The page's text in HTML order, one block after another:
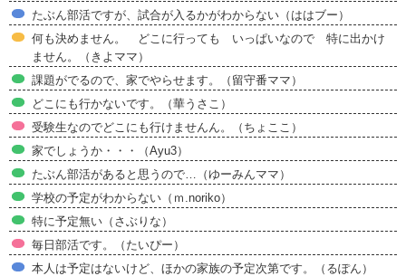
たぶん部活ですが、試合が入るかがわからない（ははブー）
何も決めません。 どこに行っても いっぱいなので 特に出かけ
ません。（きよママ）
課題がでるので、家でやらせます。（留守番ママ）
どこにも行かないです。（華うさこ）
受験生なのでどこにも行けませんん。（ちょここ）
家でしょうか・・・（Ayu3）
たぶん部活があると思うので…（ゆーみんママ）
学校の予定がわからない（ｍ.noriko）
特に予定無い（さぶりな）
毎日部活です。（たいぴー）
本人は予定はないけど、ほかの家族の予定次第です。（るぽん）